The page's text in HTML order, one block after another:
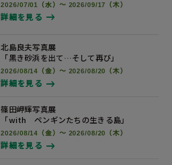
2026/07/01（水）～ 2026/09/17（木）
詳細を見る
北島良夫写真展
「黒き砂浜を出て…そして再び」
2026/08/14（金）～ 2026/08/20（木）
詳細を見る
篠田岬輝写真展
「with ペンギンたちの生きる島」
2026/08/14（金）～ 2026/08/20（木）
詳細を見る